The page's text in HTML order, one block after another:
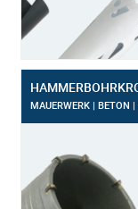
MAUERWERK | BETON |